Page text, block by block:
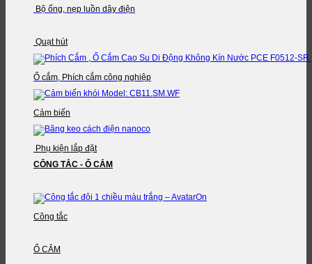
Bộ ống, nẹp luồn dây điện
Quạt hút
Ổ cắm, Phích cắm công nghiệp
Cảm biến
Phụ kiện lắp đặt
CÔNG TẮC - Ổ CẮM
Công tắc
Ổ CẮM